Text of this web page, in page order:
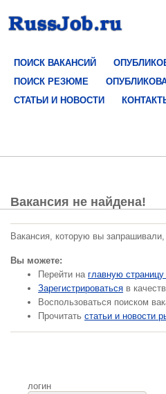
ПОИСК ВАКАНСИЙ
ПОИСК РЕЗЮМЕ
СТАТЬИ И НОВОСТИ
Вакансия не найдена!
Вакансия, которую вы
Вы можете:
Перейти на главную страницу
Зарегистрироваться в
Воспользоваться поиском
Прочитать статьи и новости
логин